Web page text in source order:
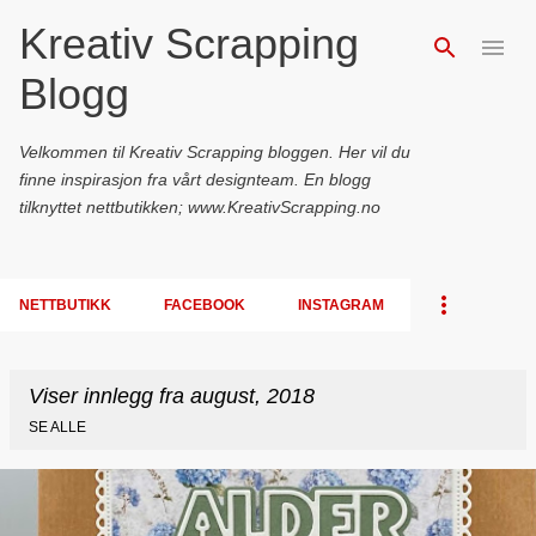
Gå til hovedinnhold
Kreativ Scrapping
Blogg
Velkommen til Kreativ Scrapping bloggen. Her vil du
finne inspirasjon fra vårt designteam. En blogg
tilknyttet nettbutikken; www.KreativScrapping.no
NETTBUTIKK FACEBOOK INSTAGRAM
Viser innlegg fra august, 2018
SE ALLE